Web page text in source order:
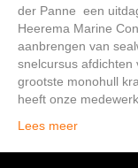
der Panne een
Heerema Marine
aanbrengen van
snelcursus afdichten
grootste monohull
heeft onze
Lees meer